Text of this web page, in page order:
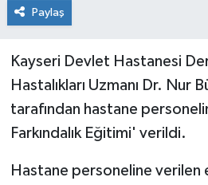
Paylaş
Kayseri Devlet Hastanesi
Hastalıkları Uzmanı Dr. Nur
tarafından hastane
Farkındalık Eğitimi' verildi.
Hastane personeline verilen